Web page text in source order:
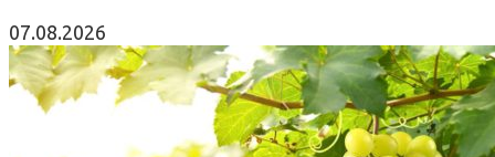
07.08.2026